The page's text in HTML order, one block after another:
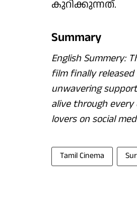
കുറിക്കുന്നത്.
Summary
English Summery:
film finally
unwavering
alive through every
lovers on social
Tamil Cinema